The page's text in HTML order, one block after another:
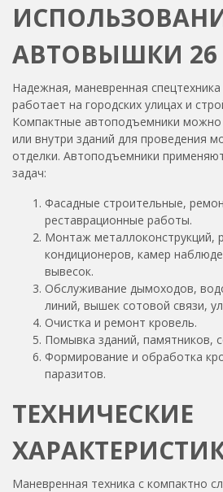
АВТОВЫШКИ 26
Надежная, маневренная
работает на городских улицах и
Компактные автоподъемники можно
или внутри зданий для проведения
отделки. Автоподъемники
задач:
Фасадные строительные,
реставрационные работы.
Монтаж металлоконструкций,
кондиционеров, камер
вывесок.
Обслуживание дымоходов,
линий, вышек сотовой связи,
Очистка и ремонт кровель.
Помывка зданий, памятников,
Формирование и обработка
паразитов.
ТЕХНИЧЕСКИЕ
Маневренная техника с компактно